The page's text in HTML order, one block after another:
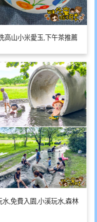
高山小米愛玉,下午茶推薦
,免費入園,小溪玩水,森林